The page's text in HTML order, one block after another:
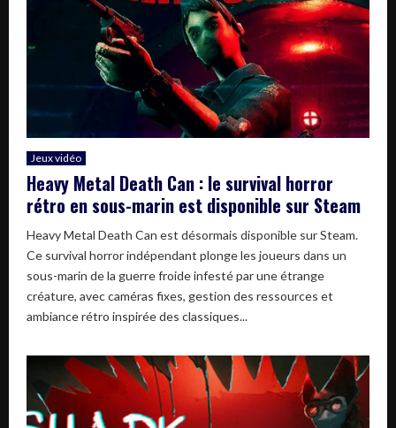
Jeux vidéo
Heavy Metal Death Can : le survival horror
rétro en sous-marin est disponible sur Steam
Heavy Metal Death Can est désormais disponible sur Steam.
Ce survival horror indépendant plonge les joueurs dans un
sous-marin de la guerre froide infesté par une étrange
créature, avec caméras fixes, gestion des ressources et
ambiance rétro inspirée des classiques...